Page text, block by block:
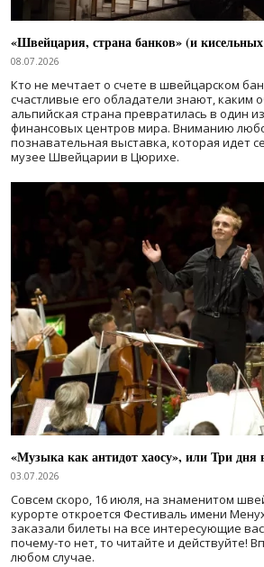
«Швейцария, страна банков» (и кисельных
08.07.2026
Кто не мечтает о счете в швейцарском
счастливые его обладатели знают, каким
альпийская страна превратилась в один
финансовых центров мира. Вниманию
познавательная выставка, которая идет
музее Швейцарии в Цюрихе.
«Музыка как антидот хаосу», или Три дня
03.07.2026
Совсем скоро, 16 июля, на знаменитом
курорте откроется Фестиваль имени
заказали билеты на все интересующие
почему-то нет, то читайте и действуйте!
любом случае.